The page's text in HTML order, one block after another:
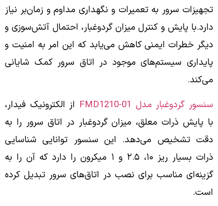
تجهیزات سرور به تعمیرات و نگهداری مداوم و زمان‌بر نیاز
دارد.با پایش و کنترل میزان گردوغبار، احتمال آتش‌سوزی و
دیگر خطرات ایمنی کاهش می‌یابد که این امر به امنیت و
پایداری سیستم‌های موجود در اتاق سرور کمک شایانی
می‌کند.
سنسور گردوغبار مدل FMD1210-01
از الکترونیک فیدار،
با پایش ذرات معلق، میزان گردوغبار در اتاق سرور را به
دقت تشخیص می‌دهد. این سنسور توانایی شناسایی
ذرات بسیار ریز ۱۰، ۲.۵ و ۱ میکرون را دارد که آن را به
گزینه‌ای مناسب برای نصب در اتاق‌های سرور تبدیل کرده
است.